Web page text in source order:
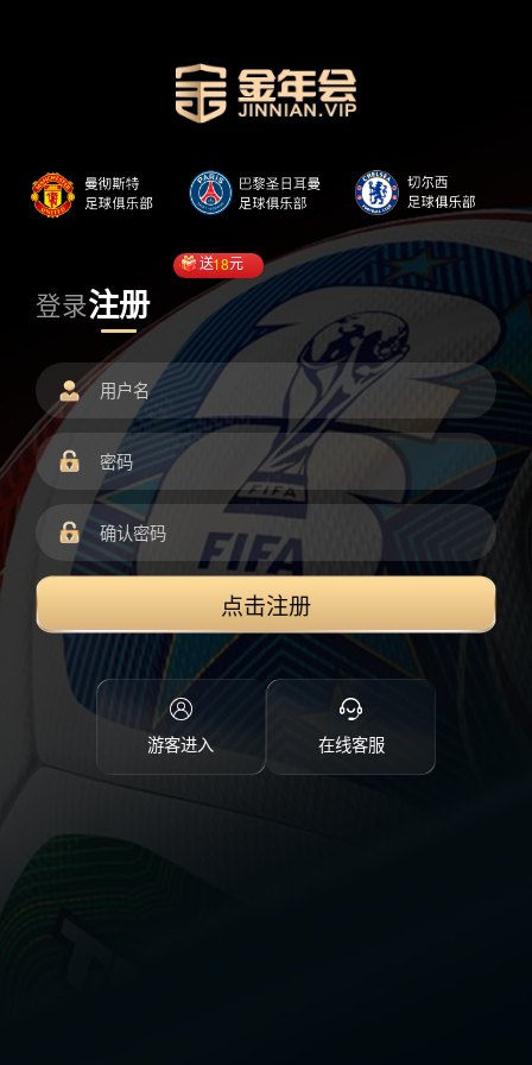
登录注册
送18元
点击注册
游客进入 在线客服